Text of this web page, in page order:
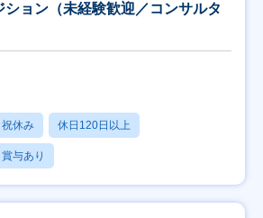
ョン（未経験歓迎／コンサルタ
休み 休日120日以上
賞与あり